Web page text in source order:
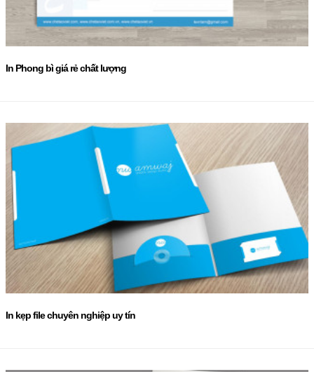
In Phong bì giá rẻ chất lượng
In kẹp file chuyên nghiệp uy tín